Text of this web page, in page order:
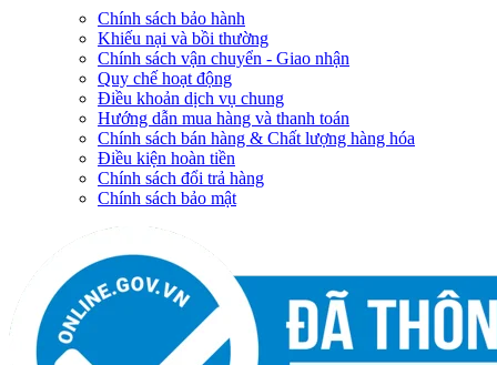
Chính sách bảo hành
Khiếu nại và bồi thường
Chính sách vận chuyển - Giao nhận
Quy chế hoạt động
Điều khoản dịch vụ chung
Hướng dẫn mua hàng và thanh toán
Chính sách bán hàng & Chất lượng hàng hóa
Điều kiện hoàn tiền
Chính sách đổi trả hàng
Chính sách bảo mật